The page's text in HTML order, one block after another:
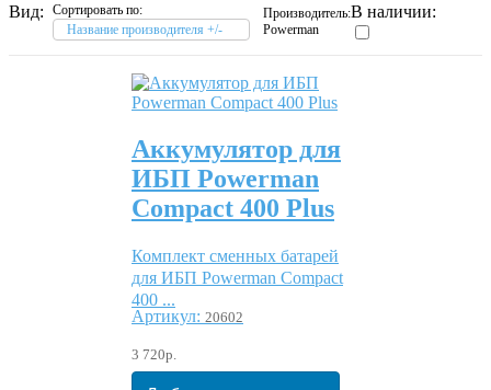
Вид:
Сортировать по:
Название производителя +/-
Производитель:
Powerman
В наличии:
Аккумулятор для
ИБП Powerman
Compact 400 Plus
Комплект сменных батарей
для ИБП Powerman Compact
400 ...
Артикул: 20602
3 720р.